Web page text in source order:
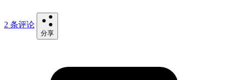
2 条评论
分享